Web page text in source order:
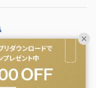
（タンプ）